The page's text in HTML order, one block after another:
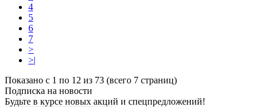
4
5
6
7
>
>|
Показано с 1 по 12 из 73 (всего 7 страниц)
Подписка на новости
Будьте в курсе новых акций и спецпредложений!